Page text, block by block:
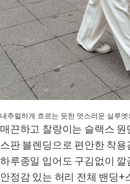
내추럴하게 흐르는 듯한 멋스러운 실루엣
매끈하고 찰랑이는 슬랙스 원
스판 블렌딩으로 편안한 착용
하루종일 입어도 구김없이 깔
안정감 있는 허리 전체 밴딩+